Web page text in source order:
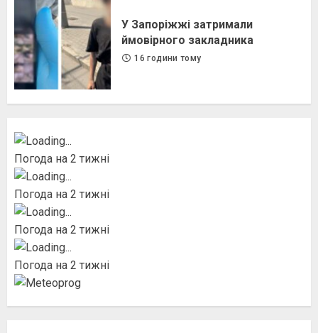
У Запоріжжі затримали
ймовірного закладника
16 години тому
Погода на 2 тижні
Погода на 2 тижні
Погода на 2 тижні
Погода на 2 тижні